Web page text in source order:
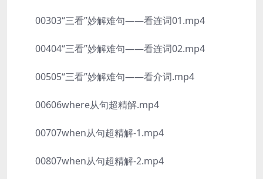
00303“三看”妙解难句——看连词01.mp4
00404“三看”妙解难句——看连词02.mp4
00505“三看”妙解难句——看介词.mp4
00606where从句超精解.mp4
00707when从句超精解-1.mp4
00807when从句超精解-2.mp4